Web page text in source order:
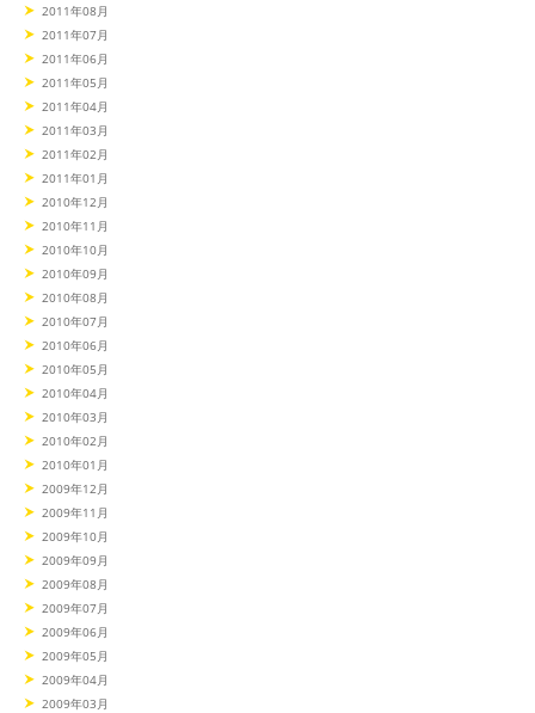
2011年08月
2011年07月
2011年06月
2011年05月
2011年04月
2011年03月
2011年02月
2011年01月
2010年12月
2010年11月
2010年10月
2010年09月
2010年08月
2010年07月
2010年06月
2010年05月
2010年04月
2010年03月
2010年02月
2010年01月
2009年12月
2009年11月
2009年10月
2009年09月
2009年08月
2009年07月
2009年06月
2009年05月
2009年04月
2009年03月